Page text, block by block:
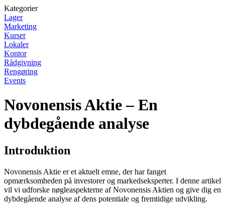
Kategorier
Lager
Marketing
Kurser
Lokaler
Kontor
Rådgivning
Rengøring
Events
Novonensis Aktie – En
dybdegående analyse
Introduktion
Novonensis Aktie er et aktuelt emne, der har fanget
opmærksomheden på investorer og markedseksperter. I denne artikel
vil vi udforske nøgleaspekterne af Novonensis Aktien og give dig en
dybdegående analyse af dens potentiale og fremtidige udvikling.